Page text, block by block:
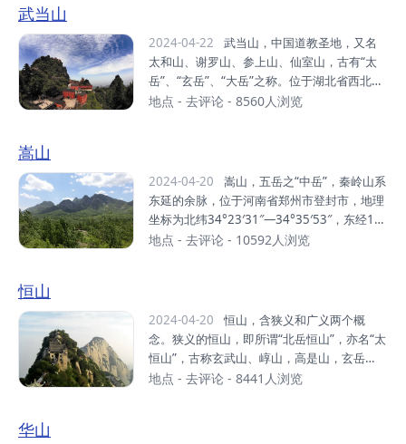
砂砾岩石构成，“色如渥丹，灿若明霞”，以赤
壁丹崖为特色。据地质学家研究表明，在世界
已发现1200多处丹霞地貌中发育最典型、类
型最齐全、造型最丰富的丹霞地貌集中分布
区。距今1.4亿年至7000万年间，丹霞山区是
武当山
2024-04-22
太和山、谢罗山、参上山、仙室山，古有“太
岳”、“玄岳”、“大岳”之称。位于湖北省西北部
十堰市丹江口市。东接襄阳市，西靠十堰市 ，
皆拱揖，五方仙岳共朝宗”的“五岳之冠”地位闻
名于世。武当山是道教名山和武当武术的发源
地，被称为“亘古无双胜境，天下第一仙山”。
武当武术，是中华武术的重要流派。元末明
初，道士张三丰集其大成，开创武当派。截至
地点 - 去评论 - 8560人浏览
嵩山
2024-04-20
东延的余脉，位于河南省郑州市登封市，地理
坐标为北纬34°23′31″—34°35′53″，东经11
2°56′07″—113°11′32″，西起洛阳龙门东
五佛山、挡阳山、玉寨山、嵩山主峰（峻极
峰）、五指岭和尖山等，嵩山的主要山脉是太
室山和少室山。嵩山有72峰，太室山和少室山
各占三十六峰。峻极峰为主峰，海拔1492
米。嵩山有全国重点文物保护单位16处，河南
地点 - 去评论 - 10592人浏览
恒山
2024-04-20
恒山，含狭义和广义两个概
念。狭义的恒山，即所谓“北岳恒山”，亦名“太
恒山”，古称玄武山、崞山，高是山，玄岳
等，明末清初被确定为“五岳”之北岳恒山。位
地点 - 去评论 - 8441人浏览
华山